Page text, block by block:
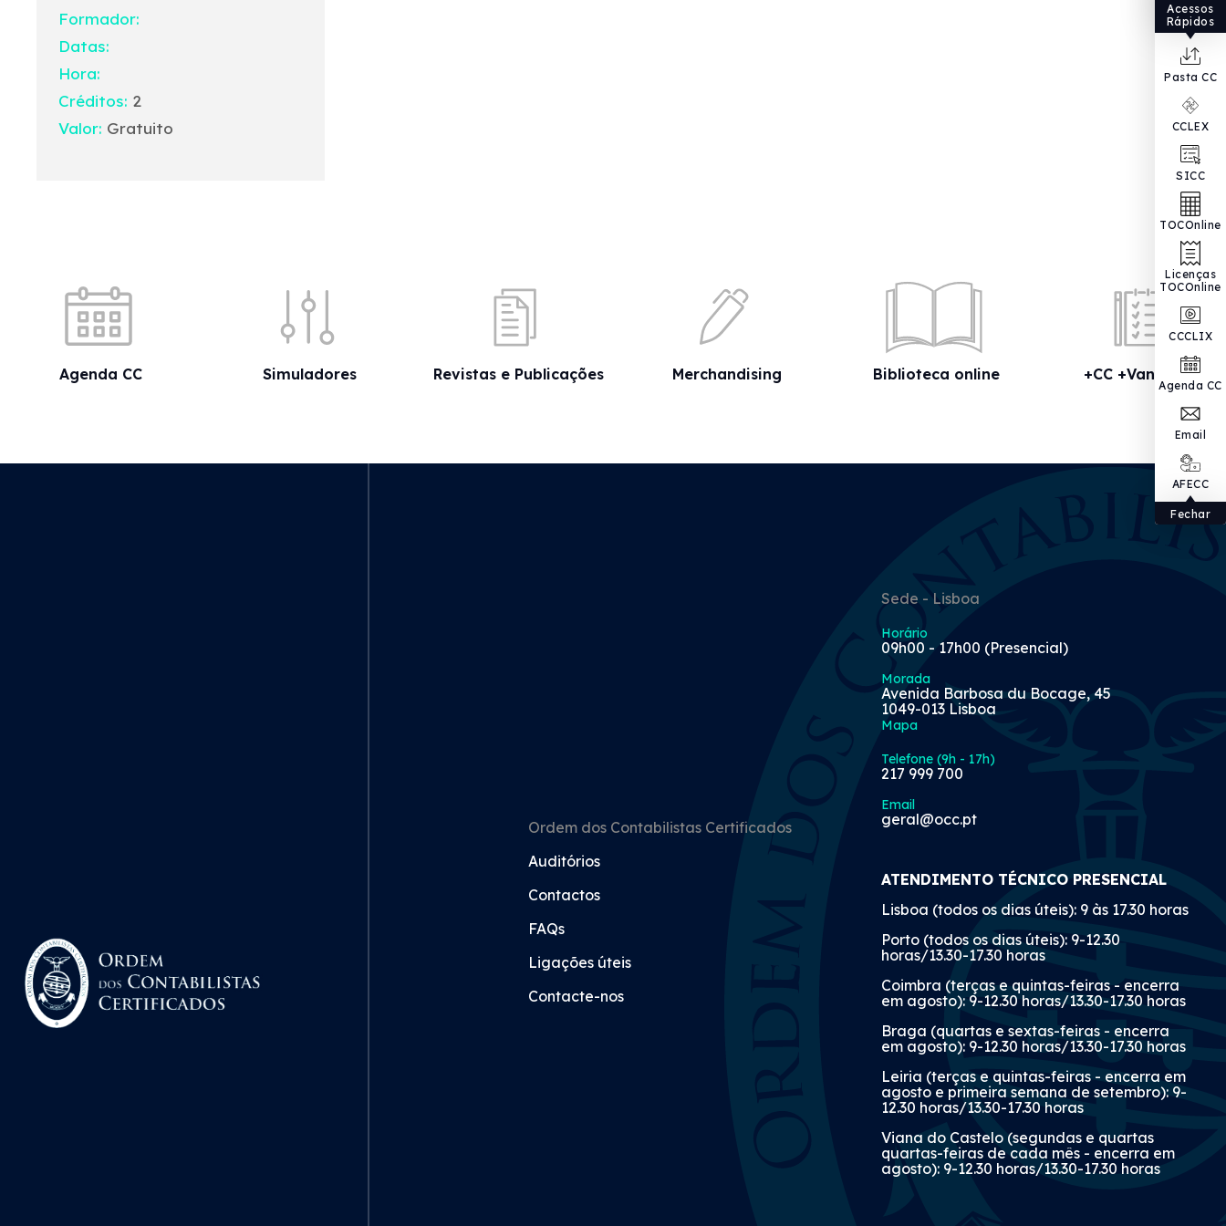
Acessos
Rápidos
Pasta CC
CCLEX
SICC
TOCOnline
Licenças
TOCOnline
CCCLIX
Agenda CC
Email
AFECC
Fechar
Formador:
Datas:
Hora:
Créditos: 2
Valor: Gratuito
Agenda CC Simuladores Revistas e Publicações Merchandising Biblioteca online +CC +Vantagens
Ordem dos Contabilistas Certificados
Auditórios
Contactos
FAQs
Ligações úteis
Contacte-nos
Sede - Lisboa
Horário
09h00 - 17h00 (Presencial)
Morada
Avenida Barbosa du Bocage, 45
1049-013 Lisboa
Mapa
Telefone (9h - 17h)
217 999 700
Email
geral@occ.pt
ATENDIMENTO TÉCNICO PRESENCIAL
Lisboa (todos os dias úteis): 9 às 17.30 horas
Porto (todos os dias úteis): 9-12.30
horas/13.30-17.30 horas
Coimbra (terças e quintas-feiras - encerra
em agosto): 9-12.30 horas/13.30-17.30 horas
Braga (quartas e sextas-feiras - encerra
em agosto): 9-12.30 horas/13.30-17.30 horas
Leiria (terças e quintas-feiras - encerra em
agosto e primeira semana de setembro): 9-
12.30 horas/13.30-17.30 horas
Viana do Castelo (segundas e quartas
quartas-feiras de cada mês - encerra em
agosto): 9-12.30 horas/13.30-17.30 horas